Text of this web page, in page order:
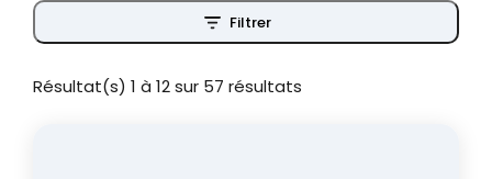
Filtrer
Résultat(s) 1 à 12 sur 57 résultats